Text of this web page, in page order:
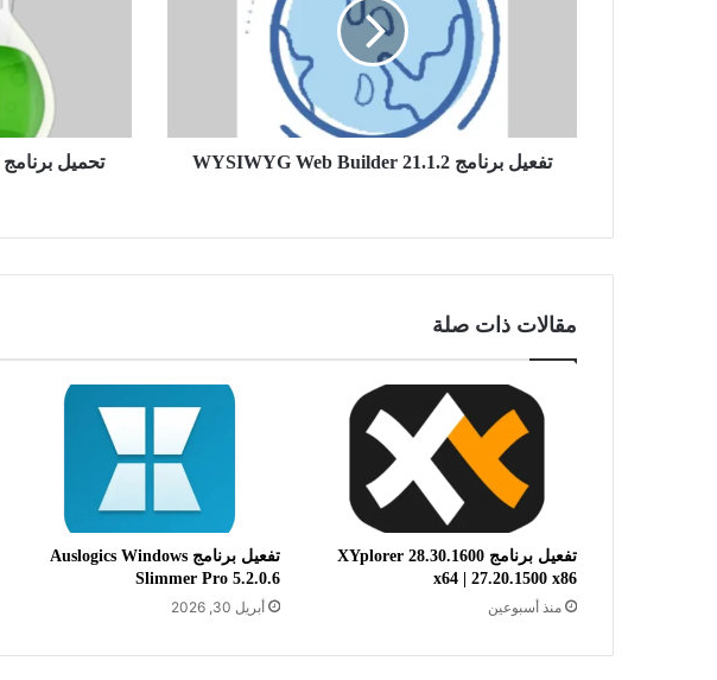
تفعيل برنامج WYSIWYG Web Builder 21.1.2
مقالات ذات صلة
تفعيل برنامج XYplorer 28.30.1600
x64 | 27.20.1500 x86
منذ أسبوعين
تفعيل برنامج Auslogics Windows
Slimmer Pro 5.2.0.6
أبريل 30, 2026